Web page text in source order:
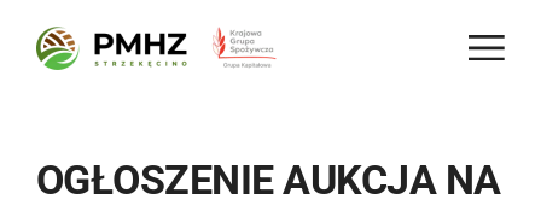
OGŁOSZENIE AUKCJA NA